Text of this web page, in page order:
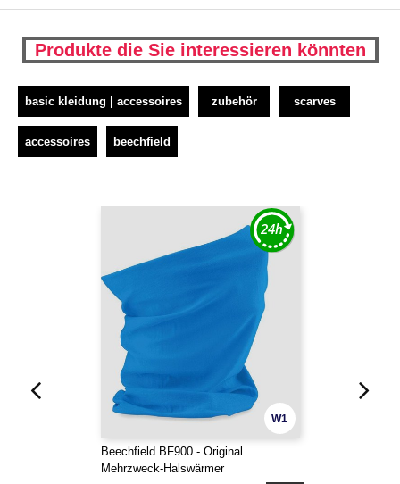
Produkte die Sie interessieren könnten
basic kleidung | accessoires zubehör scarves
accessoires beechfield
W1
Beechfield BF900 - Original
Mehrzweck-Halswärmer